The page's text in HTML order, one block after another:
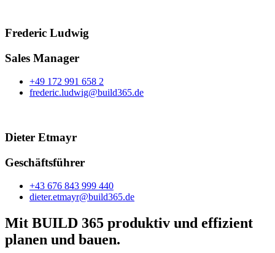
Frederic Ludwig
Sales Manager
+49 172 991 658 2
frederic.ludwig@build365.de
Dieter Etmayr
Geschäftsführer
+43 676 843 999 440
dieter.etmayr@build365.de
Mit BUILD 365 produktiv und effizient
planen und bauen.